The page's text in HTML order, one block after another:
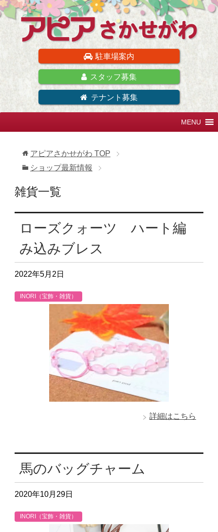
駐車場案内
スタッフ募集
テナント募集
アピアさかせがわ TOP
ショップ最新情報
雑貨一覧
ローズクォーツ ハート編
み込みブレス
2022年5月2日
INORI（宝飾・雑貨）
詳細はこちら
馬のバッグチャーム
2020年10月29日
INORI（宝飾・雑貨）